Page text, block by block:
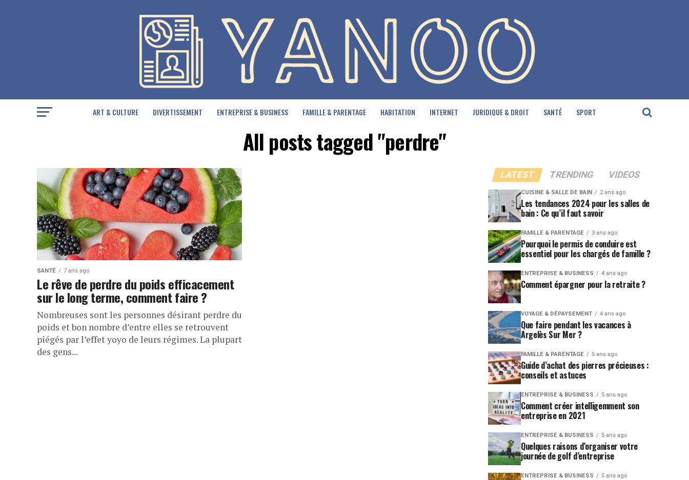
ART & CULTURE DIVERTISSEMENT ENTREPRISE & BUSINESS FAMILLE & PARENTAGE HABITATION INTERNET JURIDIQUE & DROIT SANTÉ SPORT
All posts tagged "perdre"
SANTÉ 7 ans ago
Le rêve de perdre du poids efficacement
sur le long terme, comment faire ?
Nombreuses sont les personnes désirant perdre du
poids et bon nombre d’entre elles se retrouvent
piégés par l’effet yoyo de leurs régimes. La plupart
des gens...
LATEST TRENDING VIDEOS
CUISINE & SALLE DE BAIN 2 ans ago
Les tendances 2024 pour les salles de
bain : Ce qu’il faut savoir
FAMILLE & PARENTAGE 3 ans ago
Pourquoi le permis de conduire est
essentiel pour les chargés de famille ?
ENTREPRISE & BUSINESS 4 ans ago
Comment épargner pour la retraite ?
VOYAGE & DÉPAYSEMENT 4 ans ago
Que faire pendant les vacances à
Argelès Sur Mer ?
FAMILLE & PARENTAGE 5 ans ago
Guide d’achat des pierres précieuses :
conseils et astuces
ENTREPRISE & BUSINESS 5 ans ago
Comment créer intelligemment son
entreprise en 2021
ENTREPRISE & BUSINESS 5 ans ago
Quelques raisons d’organiser votre
journée de golf d’entreprise
ENTREPRISE & BUSINESS 5 ans ago